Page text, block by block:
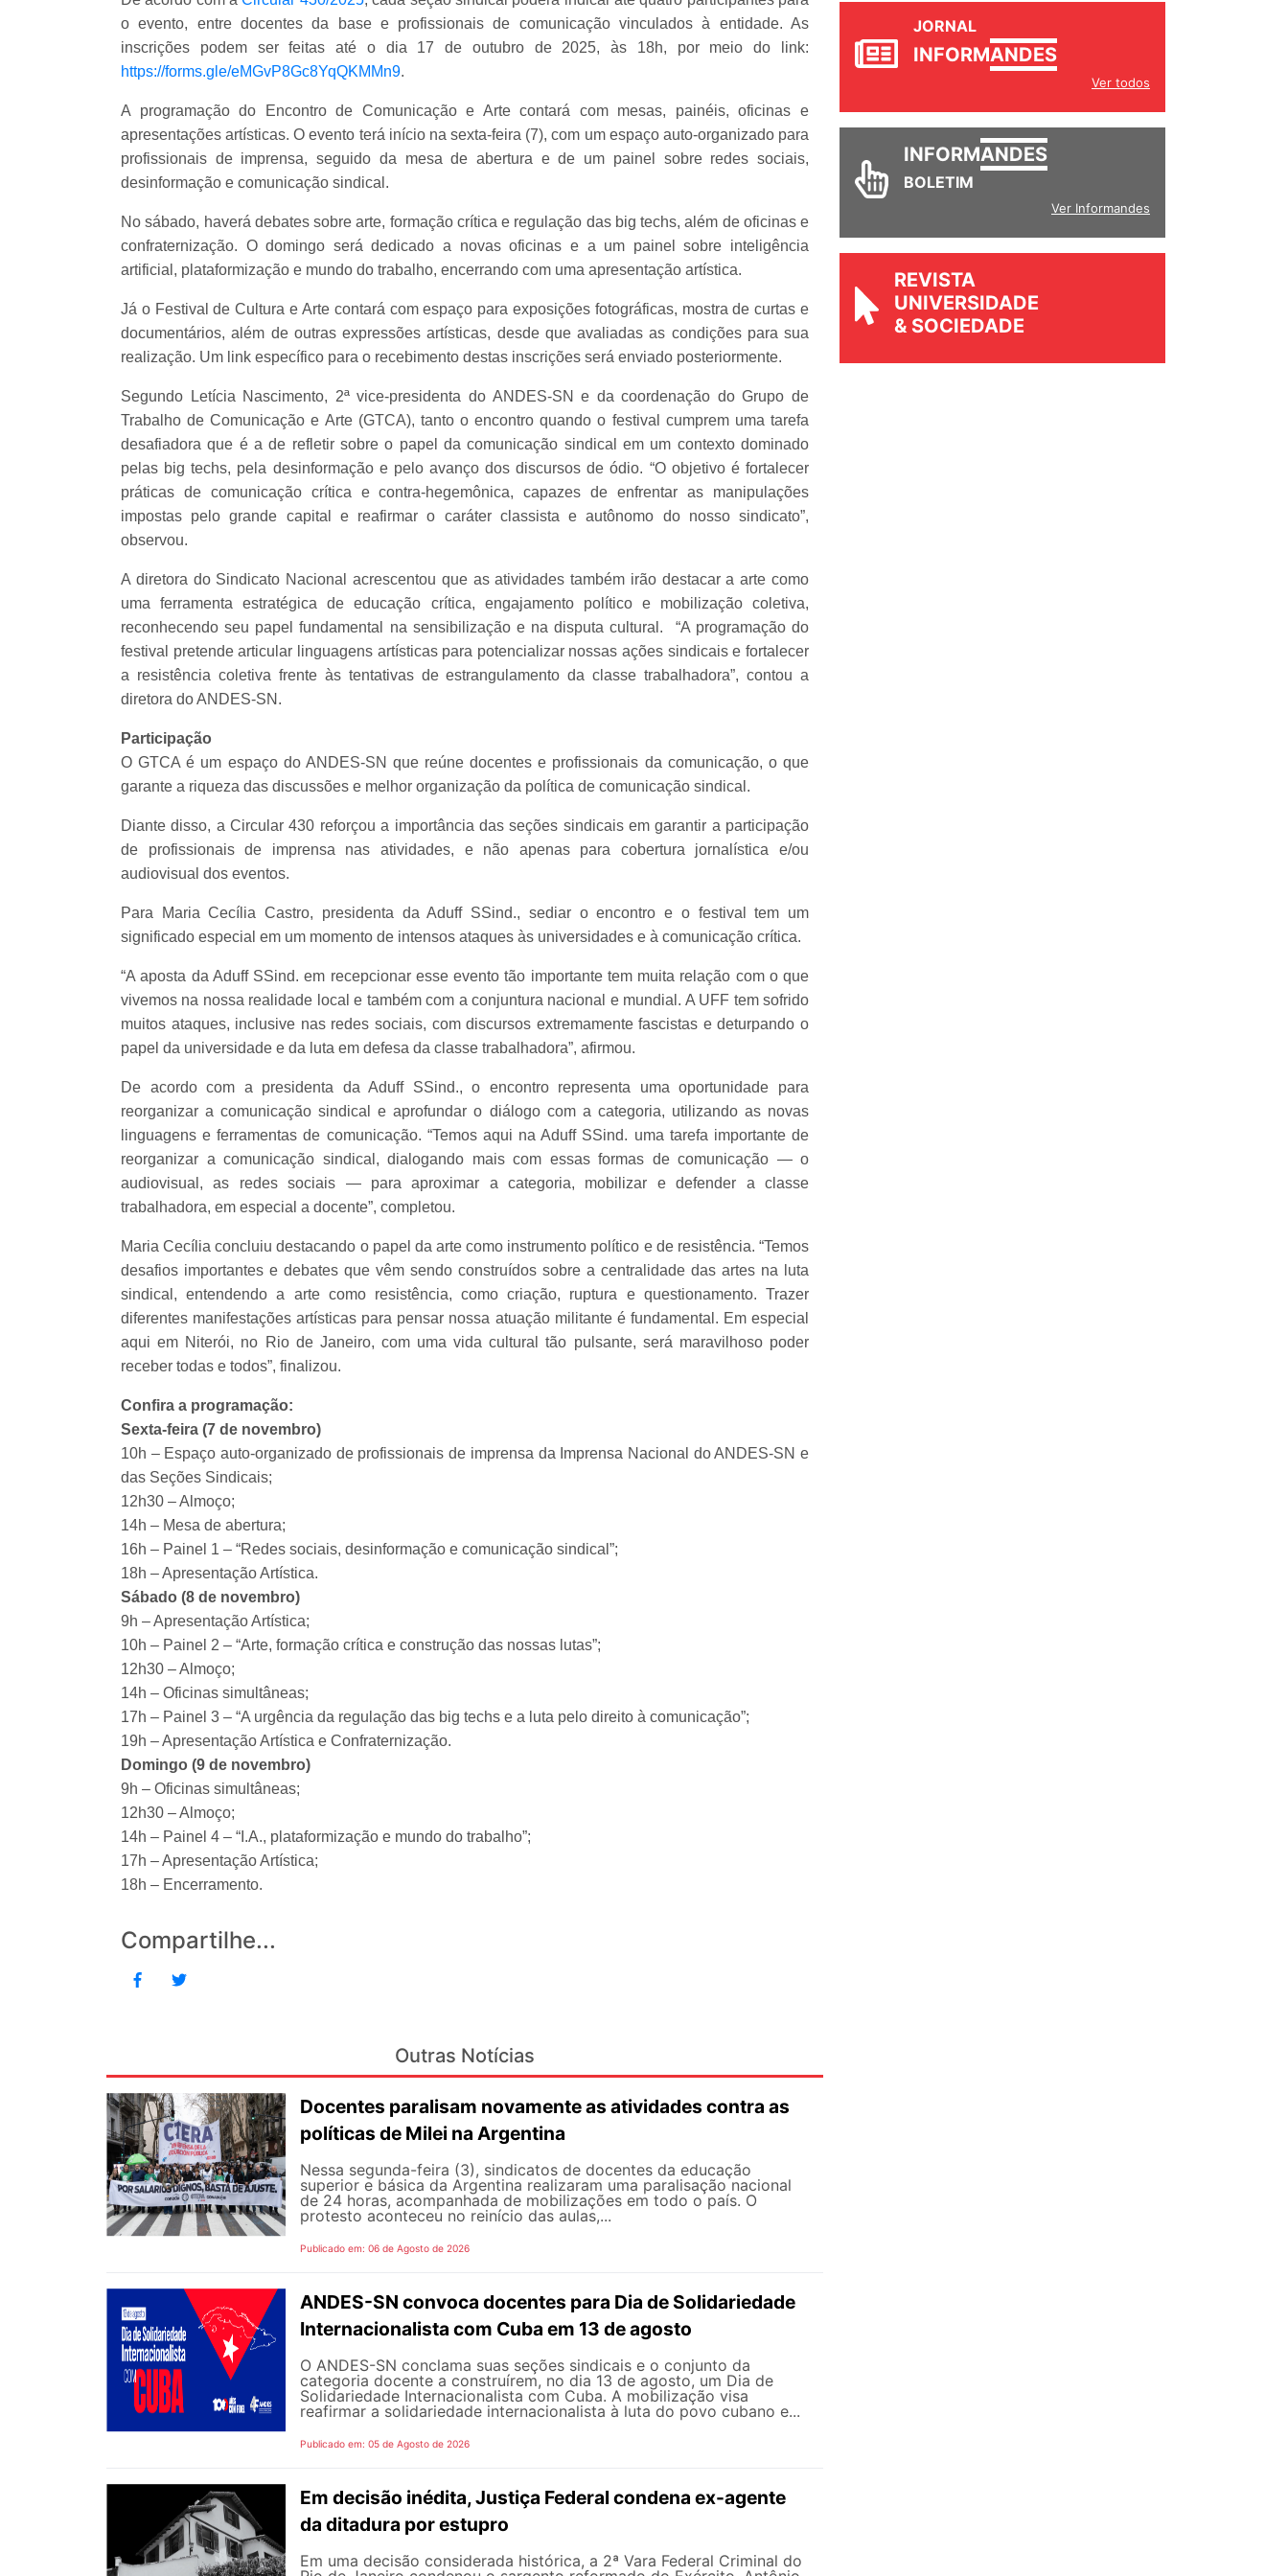
o evento, entre docentes da base e profissionais de comunicação vinculados à entidade. As
inscrições podem ser feitas até o dia 17 de outubro de 2025, às 18h, por meio do link:
https://forms.gle/eMGvP8Gc8YqQKMMn9.
A programação do Encontro de Comunicação e Arte contará com mesas, painéis, oficinas e
apresentações artísticas. O evento terá início na sexta-feira (7), com um espaço auto-organizado para
profissionais de imprensa, seguido da mesa de abertura e de um painel sobre redes sociais,
desinformação e comunicação sindical.
No sábado, haverá debates sobre arte, formação crítica e regulação das big techs, além de oficinas e
confraternização. O domingo será dedicado a novas oficinas e a um painel sobre inteligência
artificial, plataformização e mundo do trabalho, encerrando com uma apresentação artística.
Já o Festival de Cultura e Arte contará com espaço para exposições fotográficas, mostra de curtas e
documentários, além de outras expressões artísticas, desde que avaliadas as condições para sua
realização. Um link específico para o recebimento destas inscrições será enviado posteriormente.
Segundo Letícia Nascimento, 2ª vice-presidenta do ANDES-SN e da coordenação do Grupo de
Trabalho de Comunicação e Arte (GTCA), tanto o encontro quando o festival cumprem uma tarefa
desafiadora que é a de refletir sobre o papel da comunicação sindical em um contexto dominado
pelas big techs, pela desinformação e pelo avanço dos discursos de ódio. “O objetivo é fortalecer
práticas de comunicação crítica e contra-hegemônica, capazes de enfrentar as manipulações
impostas pelo grande capital e reafirmar o caráter classista e autônomo do nosso sindicato”,
observou.
A diretora do Sindicato Nacional acrescentou que as atividades também irão destacar a arte como
uma ferramenta estratégica de educação crítica, engajamento político e mobilização coletiva,
reconhecendo seu papel fundamental na sensibilização e na disputa cultural. “A programação do
festival pretende articular linguagens artísticas para potencializar nossas ações sindicais e fortalecer
a resistência coletiva frente às tentativas de estrangulamento da classe trabalhadora”, contou a
diretora do ANDES-SN.
Participação
O GTCA é um espaço do ANDES-SN que reúne docentes e profissionais da comunicação, o que
garante a riqueza das discussões e melhor organização da política de comunicação sindical.
Diante disso, a Circular 430 reforçou a importância das seções sindicais em garantir a participação
de profissionais de imprensa nas atividades, e não apenas para cobertura jornalística e/ou
audiovisual dos eventos.
Para Maria Cecília Castro, presidenta da Aduff SSind., sediar o encontro e o festival tem um
significado especial em um momento de intensos ataques às universidades e à comunicação crítica.
“A aposta da Aduff SSind. em recepcionar esse evento tão importante tem muita relação com o que
vivemos na nossa realidade local e também com a conjuntura nacional e mundial. A UFF tem sofrido
muitos ataques, inclusive nas redes sociais, com discursos extremamente fascistas e deturpando o
papel da universidade e da luta em defesa da classe trabalhadora”, afirmou.
De acordo com a presidenta da Aduff SSind., o encontro representa uma oportunidade para
reorganizar a comunicação sindical e aprofundar o diálogo com a categoria, utilizando as novas
linguagens e ferramentas de comunicação. “Temos aqui na Aduff SSind. uma tarefa importante de
reorganizar a comunicação sindical, dialogando mais com essas formas de comunicação — o
audiovisual, as redes sociais — para aproximar a categoria, mobilizar e defender a classe
trabalhadora, em especial a docente”, completou.
Maria Cecília concluiu destacando o papel da arte como instrumento político e de resistência. “Temos
desafios importantes e debates que vêm sendo construídos sobre a centralidade das artes na luta
sindical, entendendo a arte como resistência, como criação, ruptura e questionamento. Trazer
diferentes manifestações artísticas para pensar nossa atuação militante é fundamental. Em especial
aqui em Niterói, no Rio de Janeiro, com uma vida cultural tão pulsante, será maravilhoso poder
receber todas e todos”, finalizou.
Confira a programação:
Sexta-feira (7 de novembro)
10h – Espaço auto-organizado de profissionais de imprensa da Imprensa Nacional do ANDES-SN e
das Seções Sindicais;
12h30 – Almoço;
14h – Mesa de abertura;
16h – Painel 1 – “Redes sociais, desinformação e comunicação sindical”;
18h – Apresentação Artística.
Sábado (8 de novembro)
9h – Apresentação Artística;
10h – Painel 2 – “Arte, formação crítica e construção das nossas lutas”;
12h30 – Almoço;
14h – Oficinas simultâneas;
17h – Painel 3 – “A urgência da regulação das big techs e a luta pelo direito à comunicação”;
19h – Apresentação Artística e Confraternização.
Domingo (9 de novembro)
9h – Oficinas simultâneas;
12h30 – Almoço;
14h – Painel 4 – “I.A., plataformização e mundo do trabalho”;
17h – Apresentação Artística;
18h – Encerramento.
Compartilhe...
Outras Notícias
Docentes paralisam novamente as atividades contra as
políticas de Milei na Argentina
Nessa segunda-feira (3), sindicatos de docentes da educação
superior e básica da Argentina realizaram uma paralisação nacional
de 24 horas, acompanhada de mobilizações em todo o país. O
protesto aconteceu no reinício das aulas,...
Publicado em: 06 de Agosto de 2026
ANDES-SN convoca docentes para Dia de Solidariedade
Internacionalista com Cuba em 13 de agosto
O ANDES-SN conclama suas seções sindicais e o conjunto da
categoria docente a construírem, no dia 13 de agosto, um Dia de
Solidariedade Internacionalista com Cuba. A mobilização visa
reafirmar a solidariedade internacionalista à luta do povo cubano e...
Publicado em: 05 de Agosto de 2026
Em decisão inédita, Justiça Federal condena ex-agente
da ditadura por estupro
Em uma decisão considerada histórica, a 2ª Vara Federal Criminal do
JORNAL
INFORMANDES
Ver todos
INFORMANDES
BOLETIM
Ver Informandes
REVISTA
UNIVERSIDADE
& SOCIEDADE